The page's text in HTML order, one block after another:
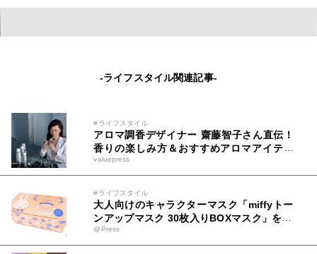
を開催！「新型車両は東京臨海高速鉄道の新
-ライフスタイル関連記事-
#ライフスタイル
アロマ調香デザイナー 齋藤智子さん直伝！
香りの楽しみ方＆おすすめアロマアイテム
Qoo10で人気の「ディフューザー」販売ラ
ンキングも発表
valuepress
#ライフスタイル
大人向けのキャラクターマスク「miffyトー
ンアップマスク 30枚入りBOXマスク」を20
22年7月上旬に発売！
@Press